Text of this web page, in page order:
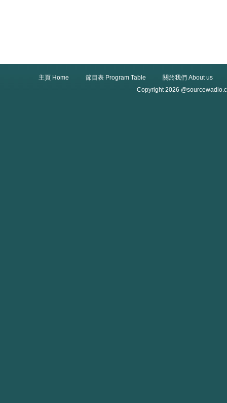
主頁 Home 節目表 Program Table
關於我們 About us
Copyright 2026